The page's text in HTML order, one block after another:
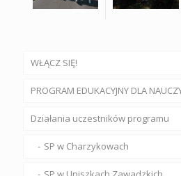
WŁĄCZ SIĘ!
PROGRAM EDUKACYJNY DLA
Działania uczestników programu
SP w Charzykowach